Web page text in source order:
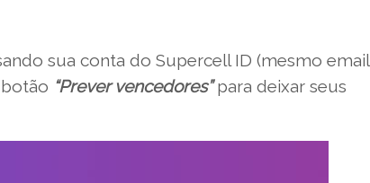
sua conta do Supercell ID (mesmo email
“Prever vencedores”para deixar seus